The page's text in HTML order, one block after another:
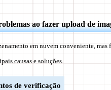
ao fazer upload de
em nuvem conveniente,
causas e soluções.
de verificação